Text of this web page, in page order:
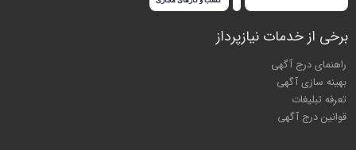
برخی از خدمات نیازپرداز
راهنمای درج آگهی
بهینه سازی آگهی
تعرفه تبلیغات
قوانین درج آگهی